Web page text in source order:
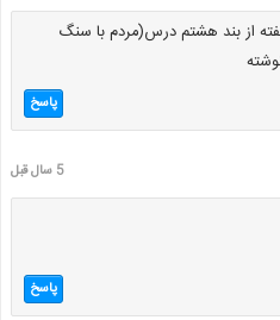
از بند هشتم درس(مردم با سنگ
پاسخ
5 سال قبل
پاسخ